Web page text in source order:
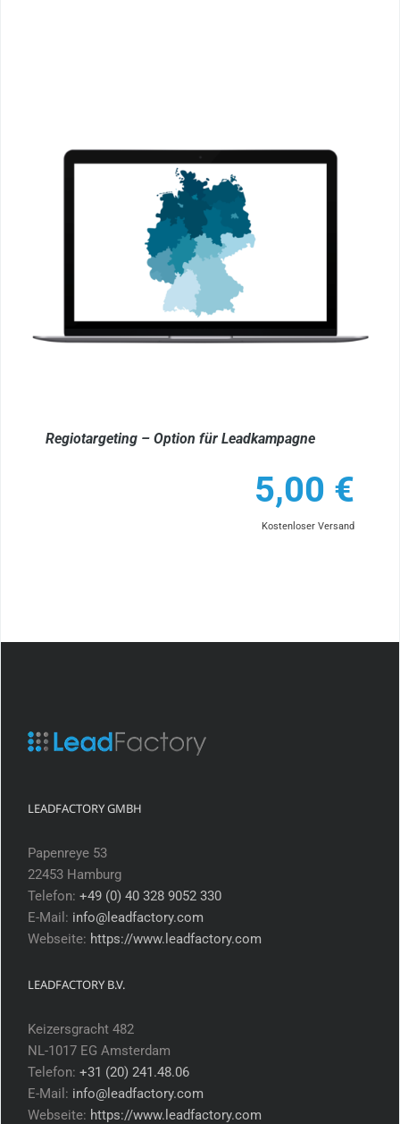
Regiotargeting – Option für Leadkampagne
5,00 €
Kostenloser Versand
LEADFACTORY GMBH
Papenreye 53
22453 Hamburg
Telefon: +49 (0) 40 328 9052 330
E-Mail: info@leadfactory.com
Webseite: https://www.leadfactory.com
LEADFACTORY B.V.
Keizersgracht 482
NL-1017 EG Amsterdam
Telefon: +31 (20) 241.48.06
E-Mail: info@leadfactory.com
Webseite: https://www.leadfactory.com